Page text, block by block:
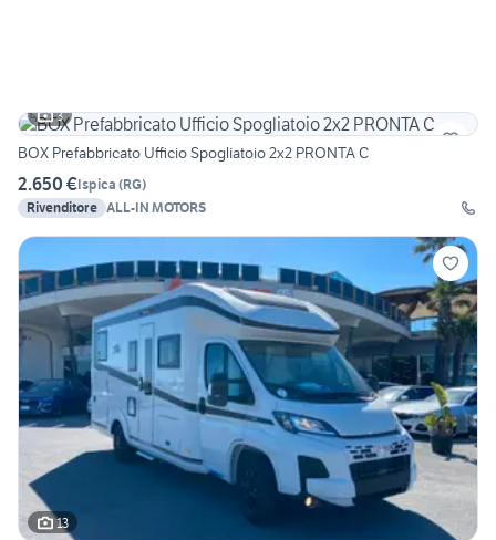
3
BOX Prefabbricato Ufficio Spogliatoio 2x2 PRONTA C
2.650 €Ispica (RG)
Rivenditore ALL-IN MOTORS
13